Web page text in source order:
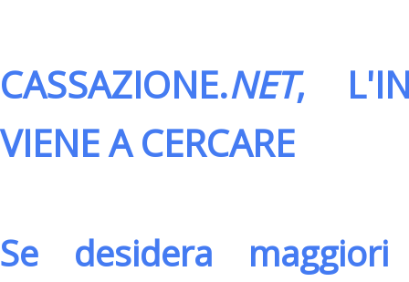
CASSAZIONE.NET,
VIENE A CERCARE
Se desidera